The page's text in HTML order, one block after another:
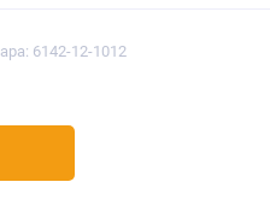
6142-12-1012